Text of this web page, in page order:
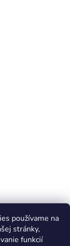
používame na
stránky,
funkcií